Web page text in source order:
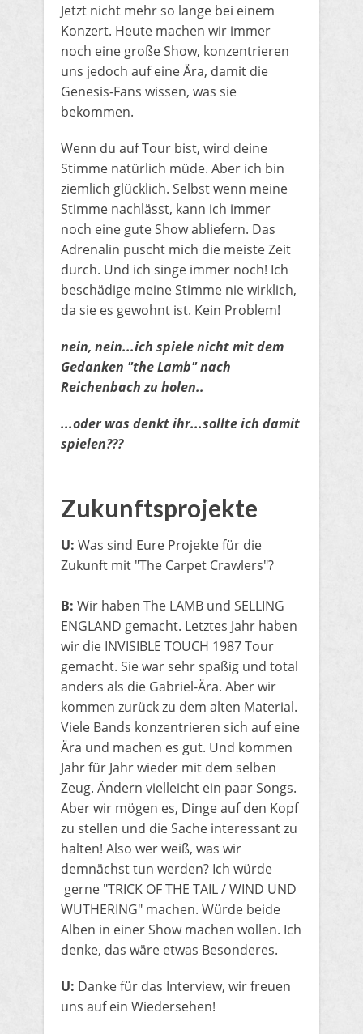
Jetzt nicht mehr so lange bei einem
Konzert. Heute machen wir immer
noch eine große Show, konzentrieren
uns jedoch auf eine Ära, damit die
Genesis-Fans wissen, was sie
bekommen.
Wenn du auf Tour bist, wird deine
Stimme natürlich müde. Aber ich bin
ziemlich glücklich. Selbst wenn meine
Stimme nachlässt, kann ich immer
noch eine gute Show abliefern. Das
Adrenalin puscht mich die meiste Zeit
durch. Und ich singe immer noch! Ich
beschädige meine Stimme nie wirklich,
da sie es gewohnt ist. Kein Problem!
nein, nein...ich spiele nicht mit dem
Gedanken "the Lamb" nach
Reichenbach zu holen..
...oder was denkt ihr...sollte ich damit
spielen???
​Zukunftsprojekte
U: Was sind Eure Projekte für die
Zukunft mit "The Carpet Crawlers"?
B: Wir haben The LAMB und SELLING
ENGLAND gemacht. Letztes Jahr haben
wir die INVISIBLE TOUCH 1987 Tour
gemacht. Sie war sehr spaßig und total
anders als die Gabriel-Ära. Aber wir
kommen zurück zu dem alten Material.
Viele Bands konzentrieren sich auf eine
Ära und machen es gut. Und kommen
Jahr für Jahr wieder mit dem selben
Zeug. Ändern vielleicht ein paar Songs.
Aber wir mögen es, Dinge auf den Kopf
zu stellen und die Sache interessant zu
halten! Also wer weiß, was wir
demnächst tun werden? Ich würde
gerne "TRICK OF THE TAIL / WIND UND
WUTHERING" machen. Würde beide
Alben in einer Show machen wollen. Ich
denke, das wäre etwas Besonderes.
U: Danke für das Interview, wir freuen
uns auf ein Wiedersehen!